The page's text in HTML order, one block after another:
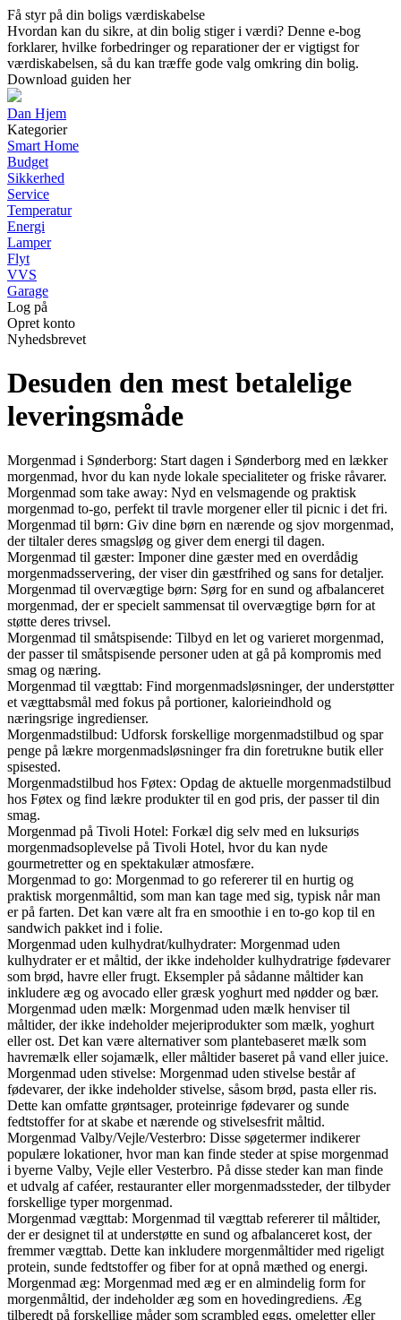
Få styr på din boligs værdiskabelse
Hvordan kan du sikre, at din bolig stiger i værdi? Denne e-bog
forklarer, hvilke forbedringer og reparationer der er vigtigst for
værdiskabelsen, så du kan træffe gode valg omkring din bolig.
Download guiden her
Dan Hjem
Kategorier
Smart Home
Budget
Sikkerhed
Service
Temperatur
Energi
Lamper
Flyt
VVS
Garage
Log på
Opret konto
Nyhedsbrevet
Desuden den mest betalelige
leveringsmåde
Morgenmad i Sønderborg: Start dagen i Sønderborg med en lækker
morgenmad, hvor du kan nyde lokale specialiteter og friske råvarer.
Morgenmad som take away: Nyd en velsmagende og praktisk
morgenmad to-go, perfekt til travle morgener eller til picnic i det fri.
Morgenmad til børn: Giv dine børn en nærende og sjov morgenmad,
der tiltaler deres smagsløg og giver dem energi til dagen.
Morgenmad til gæster: Imponer dine gæster med en overdådig
morgenmadsservering, der viser din gæstfrihed og sans for detaljer.
Morgenmad til overvægtige børn: Sørg for en sund og afbalanceret
morgenmad, der er specielt sammensat til overvægtige børn for at
støtte deres trivsel.
Morgenmad til småtspisende: Tilbyd en let og varieret morgenmad,
der passer til småtspisende personer uden at gå på kompromis med
smag og næring.
Morgenmad til vægttab: Find morgenmadsløsninger, der understøtter
et vægttabsmål med fokus på portioner, kalorieindhold og
næringsrige ingredienser.
Morgenmadstilbud: Udforsk forskellige morgenmadstilbud og spar
penge på lækre morgenmadsløsninger fra din foretrukne butik eller
spisested.
Morgenmadstilbud hos Føtex: Opdag de aktuelle morgenmadstilbud
hos Føtex og find lækre produkter til en god pris, der passer til din
smag.
Morgenmad på Tivoli Hotel: Forkæl dig selv med en luksuriøs
morgenmadsoplevelse på Tivoli Hotel, hvor du kan nyde
gourmetretter og en spektakulær atmosfære.
Morgenmad to go: Morgenmad to go refererer til en hurtig og
praktisk morgenmåltid, som man kan tage med sig, typisk når man
er på farten. Det kan være alt fra en smoothie i en to-go kop til en
sandwich pakket ind i folie.
Morgenmad uden kulhydrat/kulhydrater: Morgenmad uden
kulhydrater er et måltid, der ikke indeholder kulhydratrige fødevarer
som brød, havre eller frugt. Eksempler på sådanne måltider kan
inkludere æg og avocado eller græsk yoghurt med nødder og bær.
Morgenmad uden mælk: Morgenmad uden mælk henviser til
måltider, der ikke indeholder mejeriprodukter som mælk, yoghurt
eller ost. Det kan være alternativer som plantebaseret mælk som
havremælk eller sojamælk, eller måltider baseret på vand eller juice.
Morgenmad uden stivelse: Morgenmad uden stivelse består af
fødevarer, der ikke indeholder stivelse, såsom brød, pasta eller ris.
Dette kan omfatte grøntsager, proteinrige fødevarer og sunde
fedtstoffer for at skabe et nærende og stivelsesfrit måltid.
Morgenmad Valby/Vejle/Vesterbro: Disse søgetermer indikerer
populære lokationer, hvor man kan finde steder at spise morgenmad
i byerne Valby, Vejle eller Vesterbro. På disse steder kan man finde
et udvalg af caféer, restauranter eller morgenmadssteder, der tilbyder
forskellige typer morgenmad.
Morgenmad vægttab: Morgenmad til vægttab refererer til måltider,
der er designet til at understøtte en sund og afbalanceret kost, der
fremmer vægttab. Dette kan inkludere morgenmåltider med rigeligt
protein, sunde fedtstoffer og fiber for at opnå mæthed og energi.
Morgenmad æg: Morgenmad med æg er en almindelig form for
morgenmåltid, der indeholder æg som en hovedingrediens. Æg
tilberedt på forskellige måder som scrambled eggs, omeletter eller